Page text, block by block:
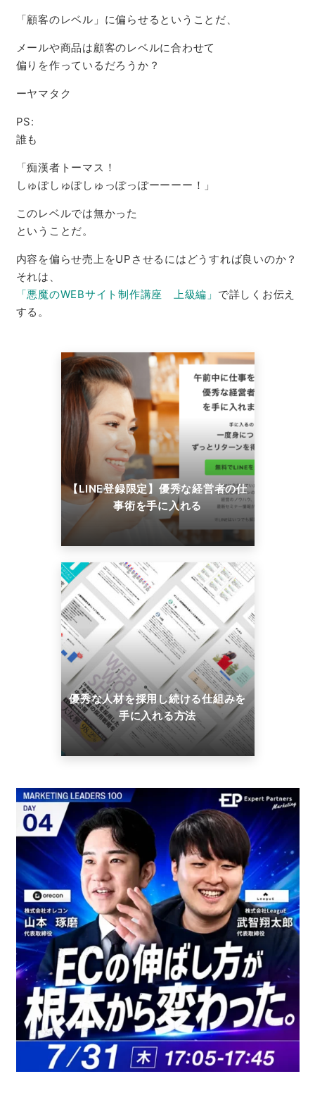
「顧客のレベル」に偏らせるということだ、
メールや商品は顧客のレベルに合わせて
偏りを作っているだろうか？
ーヤマタク
PS:
誰も
「痴漢者トーマス！
しゅぽしゅぽしゅっぽっぽーーーー！」
このレベルでは無かった
ということだ。
内容を偏らせ売上をUPさせるにはどうすれば良いのか？
それは、
「悪魔のWEBサイト制作講座 上級編」 で詳しくお伝え
する。
【LINE登録限定】優秀な経営者の仕
事術を手に入れる
優秀な人材を採用し続ける仕組みを
手に入れる方法